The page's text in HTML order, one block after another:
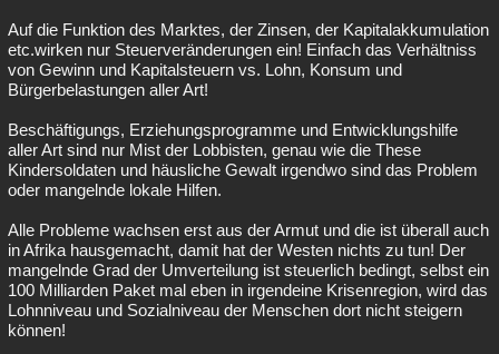
Auf die Funktion des Marktes, der Zinsen, der Kapitalakkumulation
etc.wirken nur Steuerveränderungen ein! Einfach das Verhältniss
von Gewinn und Kapitalsteuern vs. Lohn, Konsum und
Bürgerbelastungen aller Art!
Beschäftigungs, Erziehungsprogramme und Entwicklungshilfe
aller Art sind nur Mist der Lobbisten, genau wie die These
Kindersoldaten und häusliche Gewalt irgendwo sind das Problem
oder mangelnde lokale Hilfen.
Alle Probleme wachsen erst aus der Armut und die ist überall auch
in Afrika hausgemacht, damit hat der Westen nichts zu tun! Der
mangelnde Grad der Umverteilung ist steuerlich bedingt, selbst ein
100 Milliarden Paket mal eben in irgendeine Krisenregion, wird das
Lohnniveau und Sozialniveau der Menschen dort nicht steigern
können!